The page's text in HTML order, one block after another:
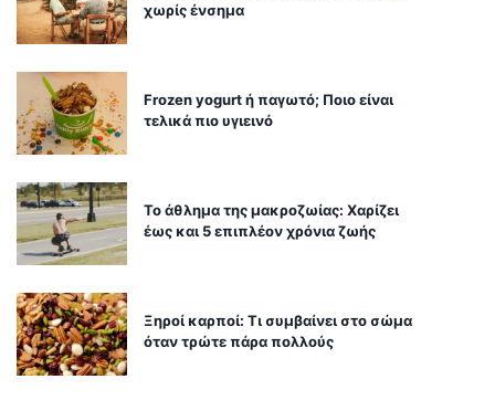
χωρίς ένσημα
Frozen yogurt ή παγωτό; Ποιο είναι
τελικά πιο υγιεινό
Το άθλημα της μακροζωίας: Χαρίζει
έως και 5 επιπλέον χρόνια ζωής
Ξηροί καρποί: Τι συμβαίνει στο σώμα
όταν τρώτε πάρα πολλούς